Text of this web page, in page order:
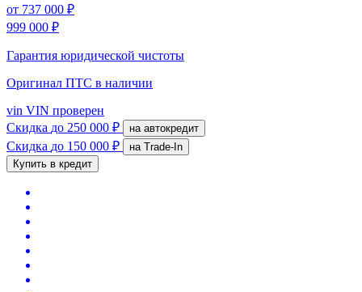
от 737 000 ₽
999 000 ₽
Гарантия юридической чистоты
Оригинал ПТС в наличии
vin VIN проверен
Скидка до 250 000 ₽ на автокредит
Скидка до 150 000 ₽
на Trade-In
Купить в кредит